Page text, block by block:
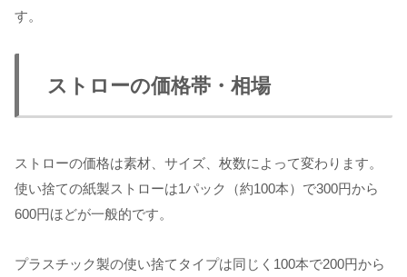
す。
ストローの価格帯・相場
ストローの価格は素材、サイズ、枚数によって変わります。
使い捨ての紙製ストローは1パック（約100本）で300円から
600円ほどが一般的です。
プラスチック製の使い捨てタイプは同じく100本で200円から